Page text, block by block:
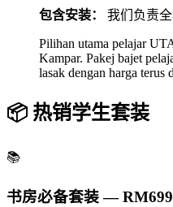
包含安装： 我们负责全
Pilihan utama pelajar
Kampar. Pakej bajet
lasak dengan harga terus
📦 热销学生套装
📚
书房必备套装 —